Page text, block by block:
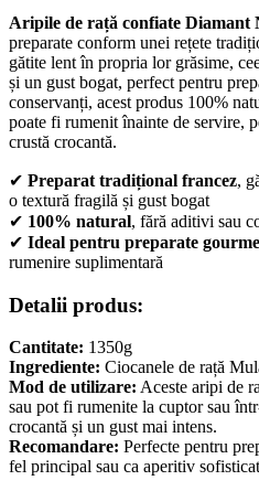
Aripile de rață confiate Diamant
preparate conform unei rețete
gătite lent în propria lor grăsime,
și un gust bogat, perfect pentru
conservanți, acest produs 100%
poate fi rumenit înainte de servire,
crustă crocantă.
✔ Preparat tradițional francez,
o textură fragilă și gust bogat
✔ 100% natural, fără aditivi sau
✔ Ideal pentru preparate
rumenire suplimentară
Detalii produs:
Cantitate: 1350g
Ingrediente: Ciocanele de rață
Mod de utilizare: Aceste aripi de
sau pot fi rumenite la cuptor sau
crocantă și un gust mai intens.
Recomandare: Perfecte pentru
fel principal sau ca aperitiv